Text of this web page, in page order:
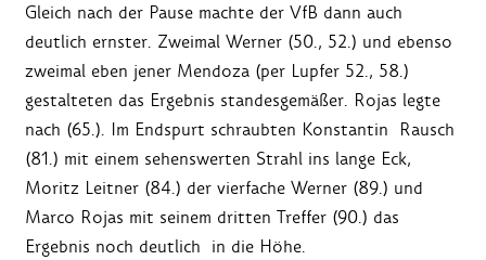
Gleich nach der Pause machte der VfB dann auch
deutlich ernster. Zweimal Werner (50., 52.) und ebenso
zweimal eben jener Mendoza (per Lupfer 52., 58.)
gestalteten das Ergebnis standesgemäßer. Rojas legte
nach (65.). Im Endspurt schraubten Konstantin Rausch
(81.) mit einem sehenswerten Strahl ins lange Eck,
Moritz Leitner (84.) der vierfache Werner (89.) und
Marco Rojas mit seinem dritten Treffer (90.) das
Ergebnis noch deutlich in die Höhe.